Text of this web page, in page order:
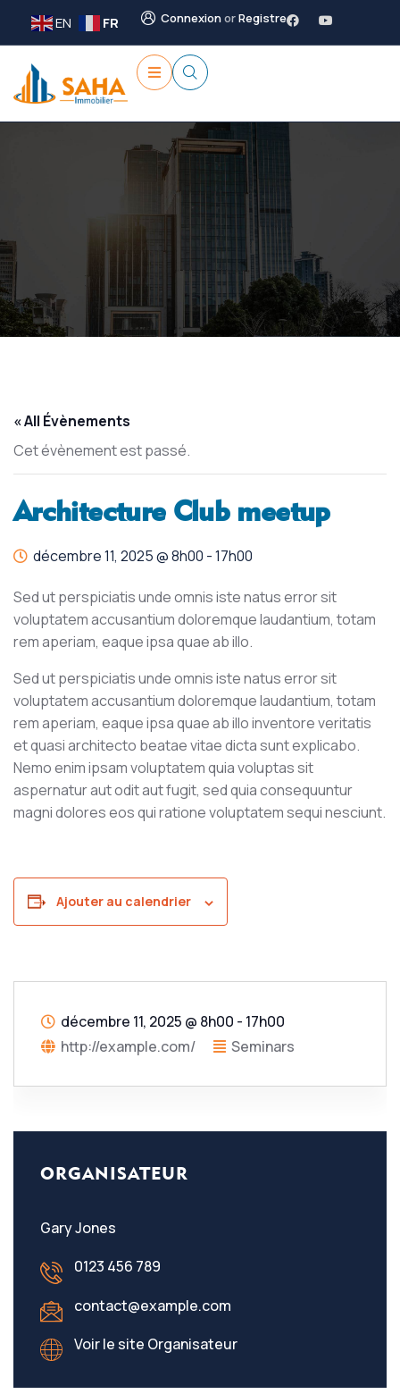
EN FR ConnexionorRegistre
« All Évènements
Cet évènement est passé.
Architecture Club meetup
décembre 11, 2025 @ 8h00 -17h00
Sed ut perspiciatis unde omnis iste natus error sit
voluptatem accusantium doloremque laudantium, totam
rem aperiam, eaque ipsa quae ab illo.
Sed ut perspiciatis unde omnis iste natus error sit
voluptatem accusantium doloremque laudantium, totam
rem aperiam, eaque ipsa quae ab illo inventore veritatis
et quasi architecto beatae vitae dicta sunt explicabo.
Nemo enim ipsam voluptatem quia voluptas sit
aspernatur aut odit aut fugit, sed quia consequuntur
magni dolores eos qui ratione voluptatem sequi nesciunt.
Ajouter au calendrier
décembre 11, 2025 @ 8h00 - 17h00
http://example.com/
Seminars
ORGANISATEUR
Gary Jones
0123 456 789
contact@example.com
Voir le site Organisateur